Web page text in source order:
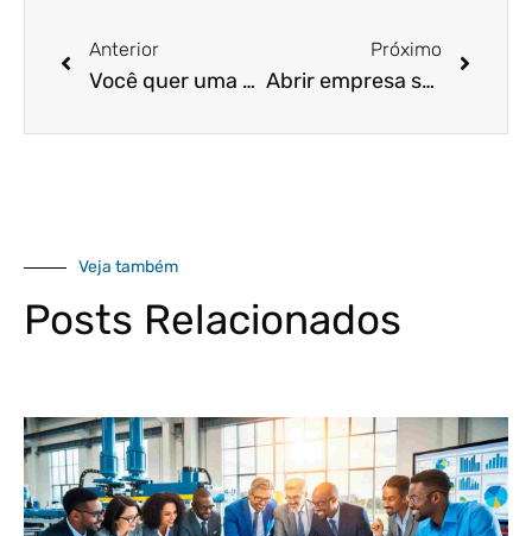
Anterior
Você quer uma empresa de sucesso? Empreender requer disciplina!
Próximo
Abrir empresa sem sócios – isso é possível?
Veja também
Posts Relacionados